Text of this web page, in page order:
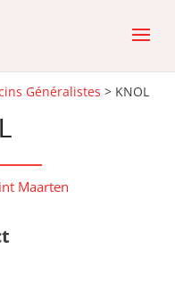
Généralistes > KNOL
Maarten